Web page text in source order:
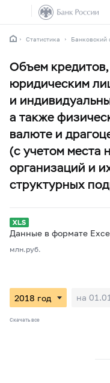
Статистика Банковский
Объем
юридическим
и
а также
валюте и
(с учетом места
организаций и
структурных
Данные в формате
млн.руб.
на 01.01
Скачать все